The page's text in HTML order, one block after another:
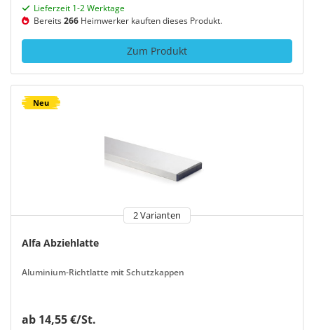
Lieferzeit 1-2 Werktage
Bereits266 Heimwerker kauften dieses Produkt.
Zum Produkt
Neu
2 Varianten
Alfa Abziehlatte
Aluminium-Richtlatte mit Schutzkappen
ab 14,55 €/St.